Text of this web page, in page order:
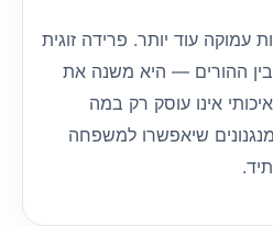
עוד יותר. פרידה זוגית
ההורים — היא משנה את
אינו עוסק רק במה
שיאפשרו למשפחה